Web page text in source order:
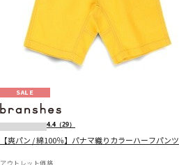
SALE
4.4 （29）
【爽パン / 綿100％】パナマ織りカラーハーフパンツ
アウトレット価格